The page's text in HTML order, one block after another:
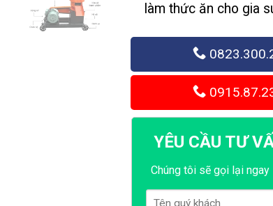
làm thức ăn cho gia
YÊU CẦU TƯ
Chúng tôi sẽ gọi lại ngay